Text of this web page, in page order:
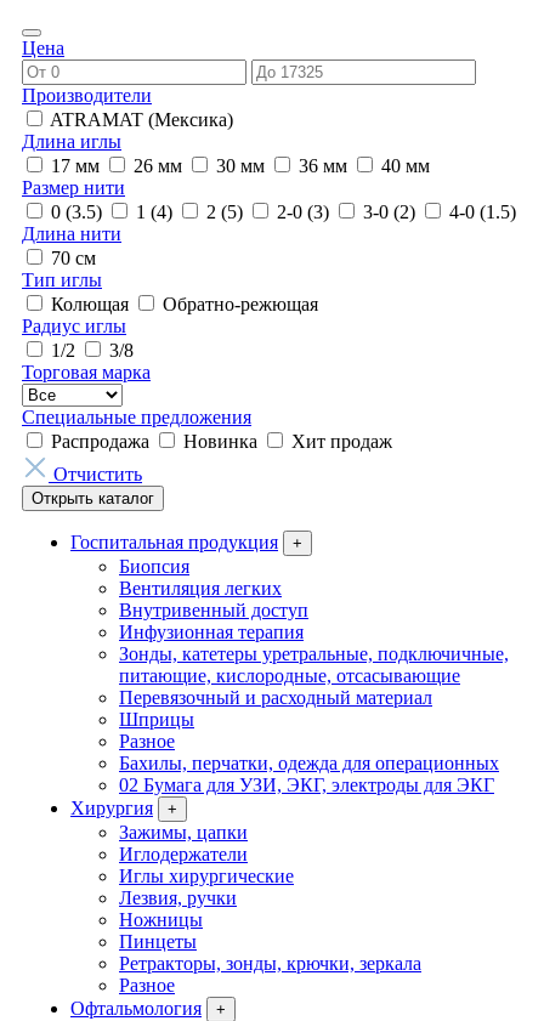
Цена
Производители
ATRAMAT (Мексика)
Длина иглы
17 мм
26 мм 30 мм 36 мм
40 мм
Размер нити
0 (3.5)
1 (4) 2 (5) 2-0 (3) 3-0 (2)
4-0 (1.5)
Длина нити
70 см
Тип иглы
Колющая
Обратно-режющая
Радиус иглы
1/2
3/8
Торговая марка
Специальные предложения
Распродажа
Новинка
Хит продаж
Отчистить
Открыть каталог
Госпитальная продукция +
Биопсия
Вентиляция легких
Внутривенный доступ
Инфузионная терапия
Зонды, катетеры уретральные, подключичные,
питающие, кислородные, отсасывающие
Перевязочный и расходный материал
Шприцы
Разное
Бахилы, перчатки, одежда для операционных
02 Бумага для УЗИ, ЭКГ, электроды для ЭКГ
Хирургия
+
Зажимы, цапки
Иглодержатели
Иглы хирургические
Лезвия, ручки
Ножницы
Пинцеты
Ретракторы, зонды, крючки, зеркала
Разное
Офтальмология
+